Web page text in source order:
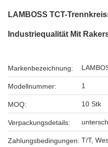
LAMBOSS TCT-
Industriequalität Mit
Markenbezeichnung:
Modellnummer: 1
MOQ: 10 Stk
Verpackungsdetails:
Zahlungsbedingungen: T/T,